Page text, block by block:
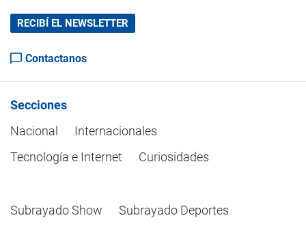
RECIBÍ EL NEWSLETTER
Contactanos
Secciones
Nacional
Internacionales
Tecnología e Internet
Curiosidades
Subrayado Show Subrayado Deportes